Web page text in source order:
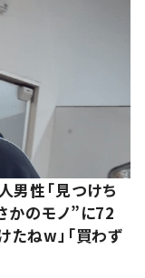
男性「見つけち
かのモノ”に72
たねw」「買わず